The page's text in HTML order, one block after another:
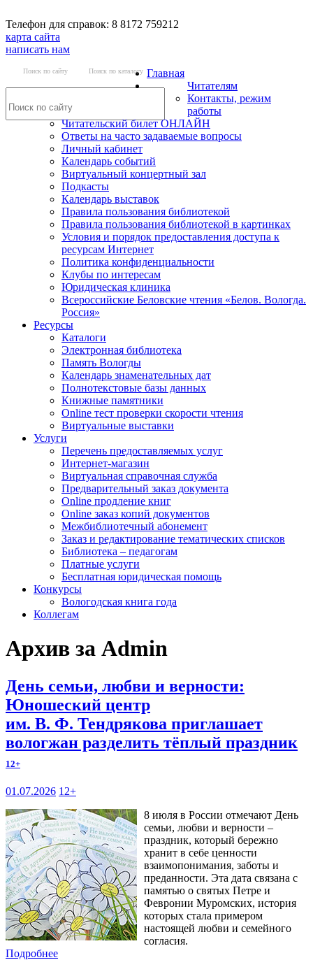
Телефон для справок: 8 8172 759212
карта сайта
написать нам
Поиск по сайту Поиск по каталогу Главная
Читателям
Контакты, режим
работы
Читательский билет ОНЛАЙН
Ответы на часто задаваемые вопросы
Личный кабинет
Календарь событий
Виртуальный концертный зал
Подкасты
Календарь выставок
Правила пользования библиотекой
Правила пользования библиотекой в картинках
Условия и порядок предоставления доступа к
ресурсам Интернет
Политика конфиденциальности
Клубы по интересам
Юридическая клиника
Всероссийские Беловские чтения «Белов. Вологда.
Россия»
Ресурсы
Каталоги
Электронная библиотека
Память Вологды
Календарь знаменательных дат
Полнотекстовые базы данных
Книжные памятники
Online тест проверки скорости чтения
Виртуальные выставки
Услуги
Перечень предоставляемых услуг
Интернет-магазин
Виртуальная справочная служба
Предварительный заказ документа
Online продление книг
Online заказ копий документов
Межбиблиотечный абонемент
Заказ и редактирование тематических списков
Библиотека – педагогам
Платные услуги
Бесплатная юридическая помощь
Конкурсы
Вологодская книга года
Коллегам
Архив за Admin
День семьи, любви и верности:
Юношеский центр
им. В. Ф. Тендрякова приглашает
вологжан разделить тёплый праздник
12+
01.07.2026 12+
8 июля в России отмечают День
семьи, любви и верности –
праздник, который бережно
хранит в себе ценности
взаимопонимания, заботы и
преданности. Эта дата связана с
памятью о святых Петре и
Февронии Муромских, история
которых стала примером
настоящей любви и семейного
согласия.
Подробнее